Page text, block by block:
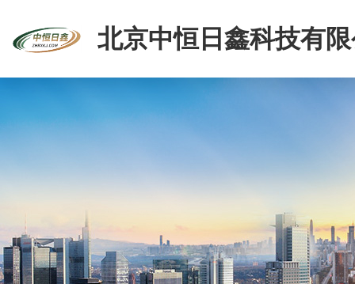
北京中恒日鑫科技有